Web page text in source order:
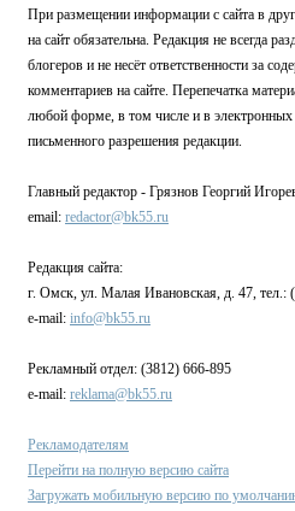
При размещении информации с сайта в
на сайт обязательна. Редакция не всегда
блогеров и не несёт ответственности за
комментариев на сайте. Перепечатка
любой форме, в том числе и в
письменного разрешения редакции.
Главный редактор - Грязнов Георгий
email: redactor@bk55.ru
Редакция сайта:
г. Омск, ул. Малая Ивановская, д. 47, тел.:
e-mail: info@bk55.ru
Рекламный отдел: (3812) 666-895
e-mail: reklama@bk55.ru
Рекламодателям
Перейти на полную версию сайта
Загружать мобильную версию по